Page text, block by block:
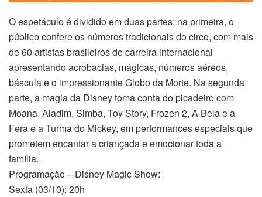
O espetáculo é dividido em duas partes: na primeira, o
público confere os números tradicionais do circo, com mais
de 60 artistas brasileiros de carreira internacional
apresentando acrobacias, mágicas, números aéreos,
báscula e o impressionante Globo da Morte. Na segunda
parte, a magia da Disney toma conta do picadeiro com
Moana, Aladim, Simba, Toy Story, Frozen 2, A Bela e a
Fera e a Turma do Mickey, em performances especiais que
prometem encantar a criançada e emocionar toda a
família.
Programação – Disney Magic Show:
Sexta (03/10): 20h